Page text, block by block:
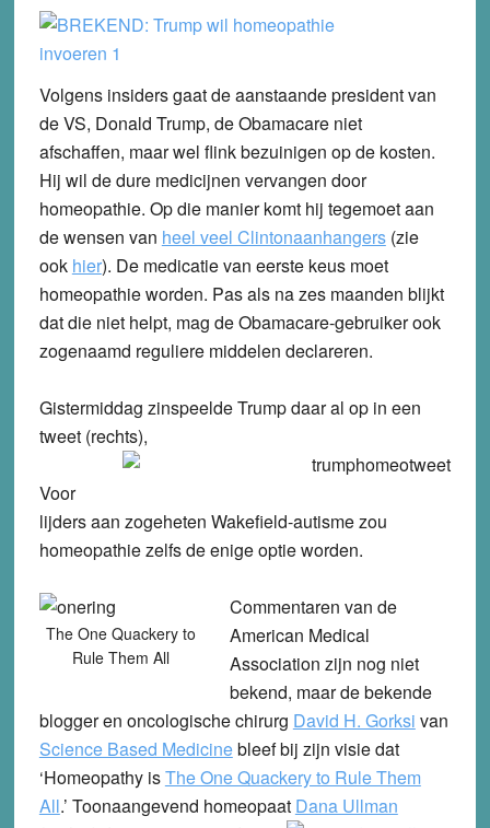
Volgens insiders gaat de aanstaande president van
de VS, Donald Trump, de Obamacare niet
afschaffen, maar wel flink bezuinigen op de kosten.
Hij wil de dure medicijnen vervangen door
homeopathie. Op die manier komt hij tegemoet aan
de wensen van heel veel Clintonaanhangers(zie
ook hier). De medicatie van eerste keus moet
homeopathie worden. Pas als na zes maanden blijkt
dat die niet helpt, mag de Obamacare-gebruiker ook
zogenaamd reguliere middelen declareren.
Gistermiddag zinspeelde Trump daar al op in een
tweet (rechts),
Voor
lijders aan zogeheten Wakefield-autisme zou
homeopathie zelfs de enige optie worden.
The One Quackery to
Rule Them All
Commentaren van de
American Medical
Association zijn nog niet
bekend, maar de bekende
blogger en oncologische chirurg David H. Gorksi van
Science Based Medicinebleef bij zijn visie dat
‘Homeopathy isThe One Quackery to Rule Them
All.’ Toonaangevend homeopaat Dana Ullman